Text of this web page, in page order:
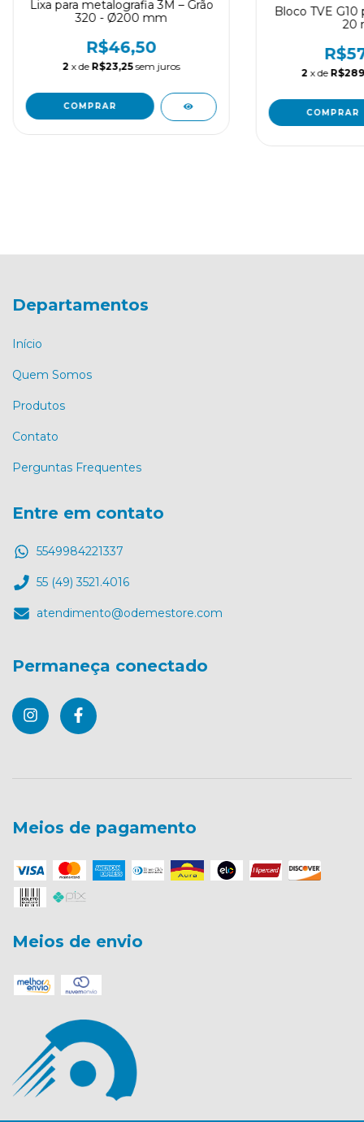
Lixa para metalografia 3M – Grão
320 - Ø200 mm
R$46,50
2 x de R$23,25 sem juros
COMPRAR
Bloco TVE G10
20
2 x de
Departamentos
Início
Quem Somos
Produtos
Contato
Perguntas Frequentes
Entre em contato
5549984221337
55 (49) 3521.4016
atendimento@odemestore.com
Permaneça conectado
Meios de pagamento
Meios de envio